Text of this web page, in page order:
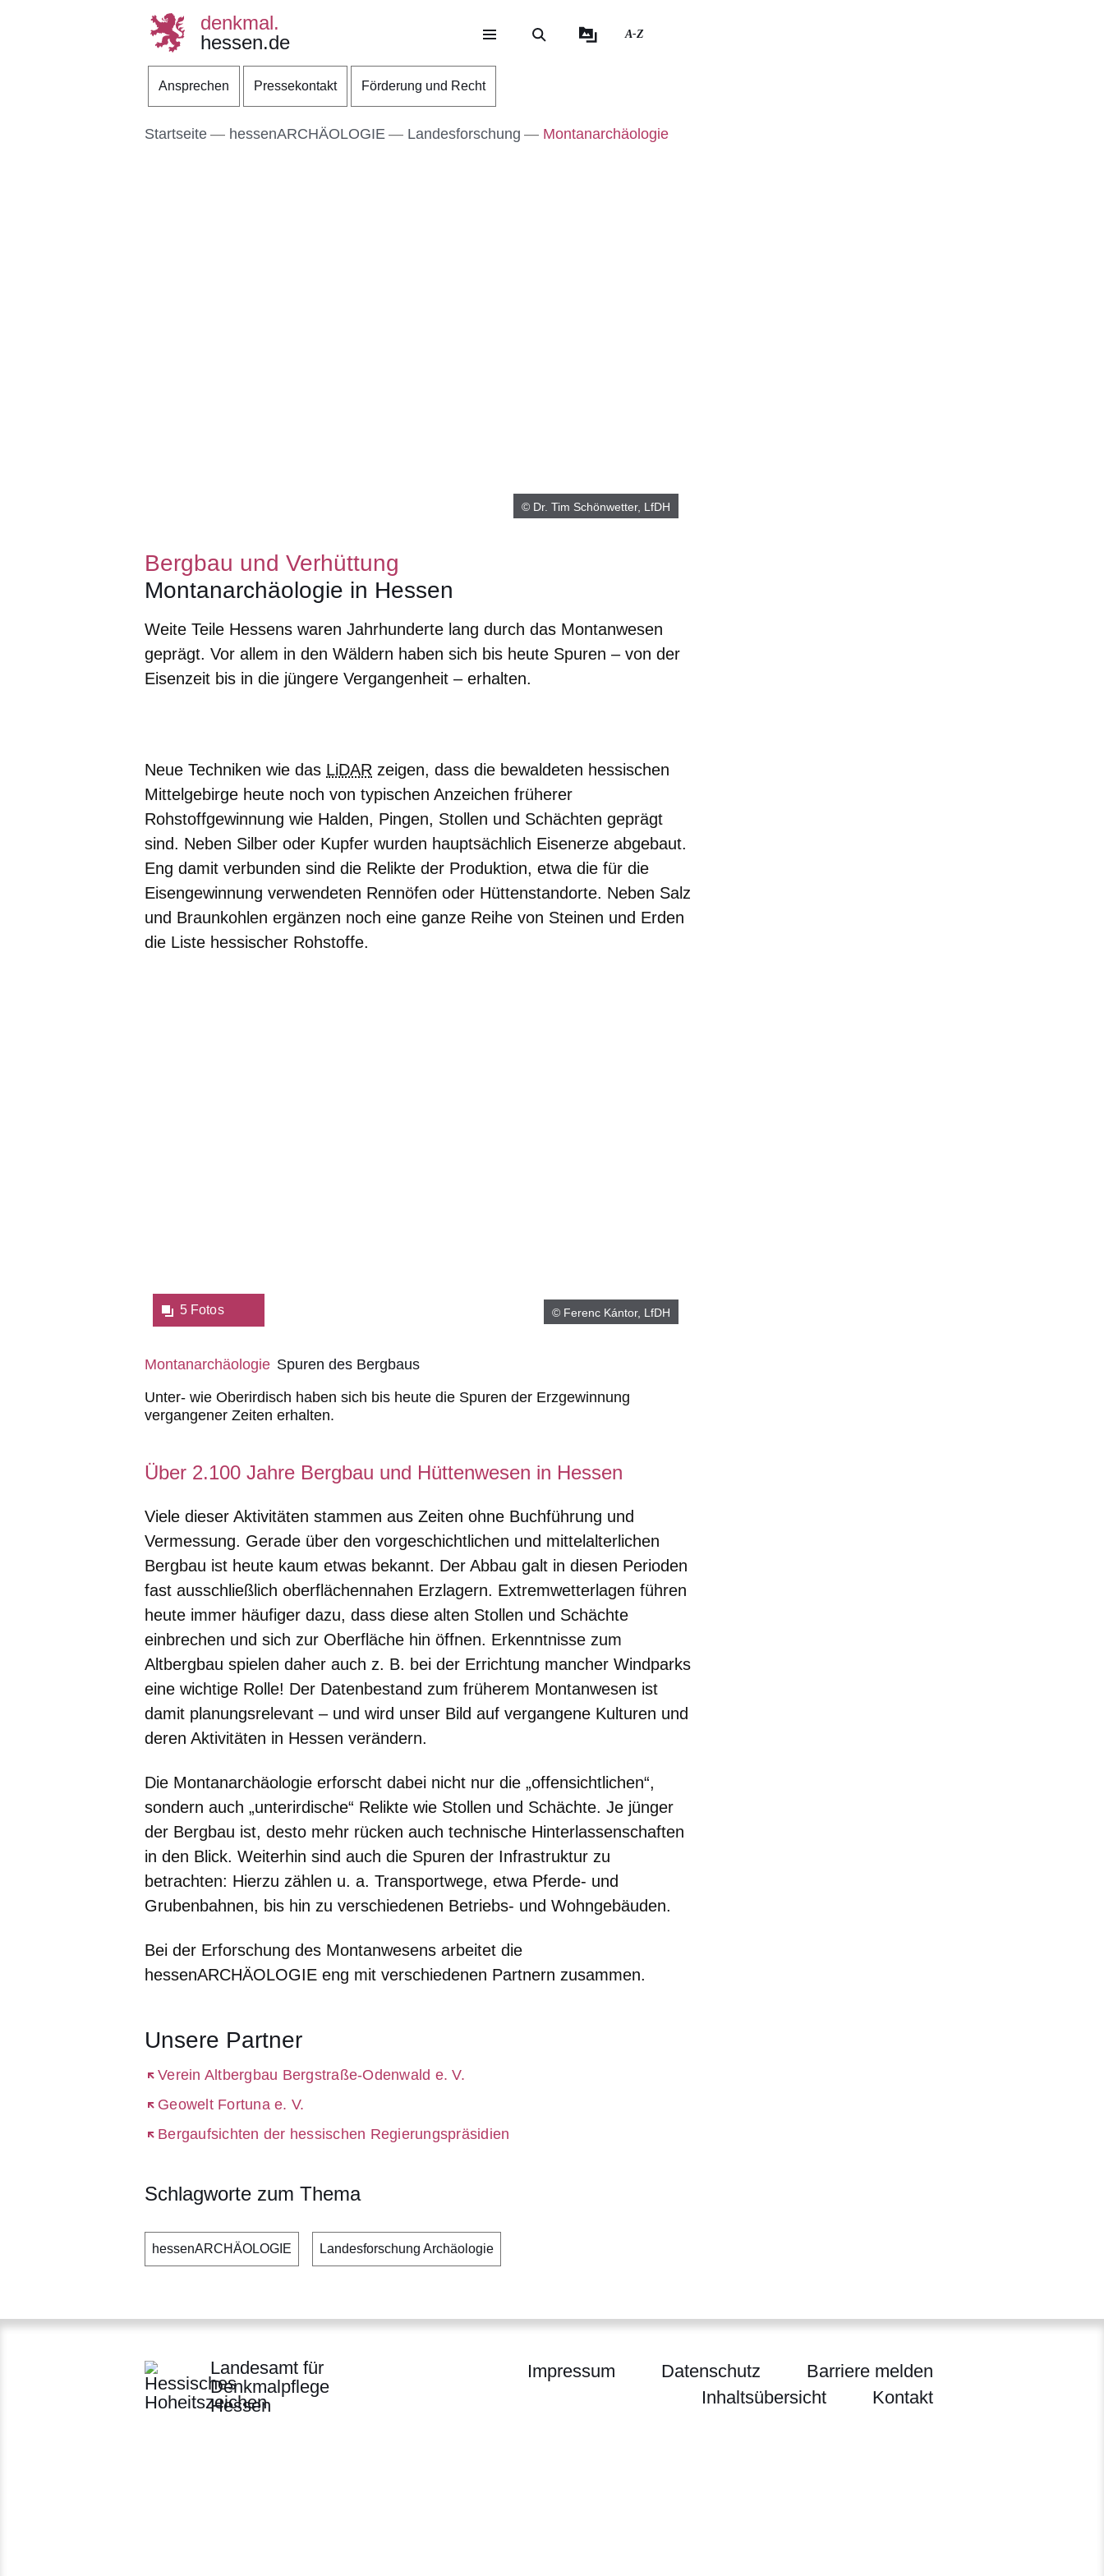
Direkt zum Kopf der Seite
Direkt zum Inhalt
Direkt zum Fuß der Seite
denkmal.
hessen.de
A-Z
Ansprechen Pressekontakt Förderung und Recht
Startseite hessenARCHÄOLOGIE Landesforschung Montanarchäologie
© Dr. Tim Schönwetter, LfDH
Bergbau und Verhüttung
Montanarchäologie in Hessen
Weite Teile Hessens waren Jahrhunderte lang durch das Montanwesen
geprägt. Vor allem in den Wäldern haben sich bis heute Spuren – von der
Eisenzeit bis in die jüngere Vergangenheit – erhalten.
Neue Techniken wie das LiDAR zeigen, dass die bewaldeten hessischen
Mittelgebirge heute noch von typischen Anzeichen früherer
Rohstoffgewinnung wie Halden, Pingen, Stollen und Schächten geprägt
sind. Neben Silber oder Kupfer wurden hauptsächlich Eisenerze abgebaut.
Eng damit verbunden sind die Relikte der Produktion, etwa die für die
Eisengewinnung verwendeten Rennöfen oder Hüttenstandorte. Neben Salz
und Braunkohlen ergänzen noch eine ganze Reihe von Steinen und Erden
die Liste hessischer Rohstoffe.
5 Fotos © Ferenc Kántor, LfDH
Montanarchäologie Spuren des Bergbaus
Unter- wie Oberirdisch haben sich bis heute die Spuren der Erzgewinnung
vergangener Zeiten erhalten.
Über 2.100 Jahre Bergbau und Hüttenwesen in Hessen
Viele dieser Aktivitäten stammen aus Zeiten ohne Buchführung und
Vermessung. Gerade über den vorgeschichtlichen und mittelalterlichen
Bergbau ist heute kaum etwas bekannt. Der Abbau galt in diesen Perioden
fast ausschließlich oberflächennahen Erzlagern. Extremwetterlagen führen
heute immer häufiger dazu, dass diese alten Stollen und Schächte
einbrechen und sich zur Oberfläche hin öffnen. Erkenntnisse zum
Altbergbau spielen daher auch z. B. bei der Errichtung mancher Windparks
eine wichtige Rolle! Der Datenbestand zum früherem Montanwesen ist
damit planungsrelevant – und wird unser Bild auf vergangene Kulturen und
deren Aktivitäten in Hessen verändern.
Die Montanarchäologie erforscht dabei nicht nur die „offensichtlichen“,
sondern auch „unterirdische“ Relikte wie Stollen und Schächte. Je jünger
der Bergbau ist, desto mehr rücken auch technische Hinterlassenschaften
in den Blick. Weiterhin sind auch die Spuren der Infrastruktur zu
betrachten: Hierzu zählen u. a. Transportwege, etwa Pferde- und
Grubenbahnen, bis hin zu verschiedenen Betriebs- und Wohngebäuden.
Bei der Erforschung des Montanwesens arbeitet die
hessenARCHÄOLOGIE eng mit verschiedenen Partnern zusammen.
Unsere Partner
Verein Altbergbau Bergstraße-Odenwald e. V.
Öffnet sich in einem neuen Fenster
Geowelt Fortuna e. V.
Öffnet sich in einem neuen Fenster
Bergaufsichten der hessischen Regierungspräsidien
Öffnet sich in einem neuen Fenster
Schlagworte zum Thema
hessenARCHÄOLOGIE Landesforschung Archäologie
Landesamt für
Denkmalpflege
Hessen
Impressum Datenschutz
Barriere melden
Inhaltsübersicht
Kontakt